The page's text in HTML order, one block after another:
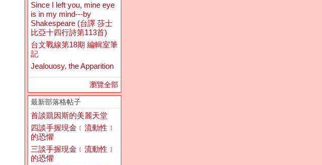
Since I left you, mine eye
is in my mind---by
Shakespeare (台譯 莎士
比亞十四行詩第113首)
台文戰線第18期 編輯室筆
記
Jealouosy, the Apparition
瀏覽全部
最新部落格帖子
首談凱因斯的美麗天堂
四談手握現金﹝流動性﹞
的恐懼
三談手握現金﹝流動性﹞
的恐懼